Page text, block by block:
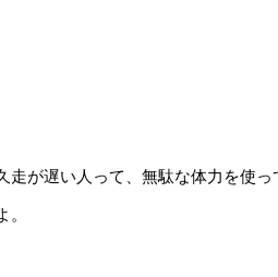
走が遅い人って、無駄な体力を使
。